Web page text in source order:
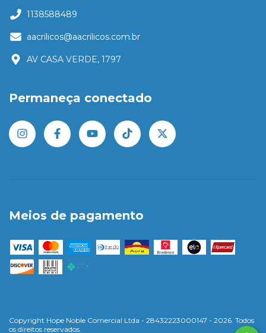
1138588489
aacrilicos@aacrilicos.com.br
AV CASA VERDE, 1797
Permaneça conectado
Meios de pagamento
Copyright Hope Noble Comercial Ltda - 28432223000147 - 2026. Todos
os direitos reservados.